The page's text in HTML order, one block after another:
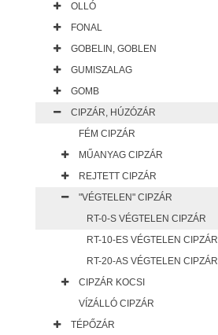
OLLÓ
FONAL
GOBELIN, GOBLEN
GUMISZALAG
GOMB
CIPZÁR, HÚZÓZÁR
FÉM CIPZÁR
MŰANYAG CIPZÁR
REJTETT CIPZÁR
"VÉGTELEN" CIPZÁR
RT-0-S VÉGTELEN CIPZÁR
RT-10-ES VÉGTELEN CIPZÁR
RT-20-AS VÉGTELEN CIPZÁR
CIPZÁR KOCSI
VÍZÁLLÓ CIPZÁR
TÉPŐZÁR